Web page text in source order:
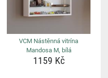
VCM Nástěnná vitrína
Mandosa M, bílá
1159 Kč